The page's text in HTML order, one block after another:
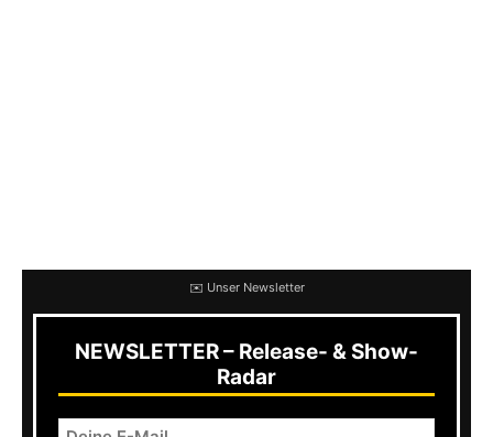
✉️ Unser Newsletter
NEWSLETTER – Release- & Show-
Radar